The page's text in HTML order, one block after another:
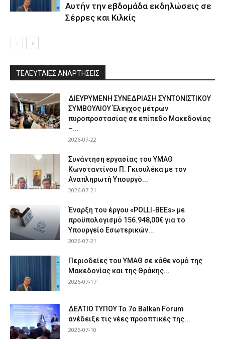
Αυτήν την εβδομάδα εκδηλώσεις σε
Σέρρες και Κιλκίς
ΤΕΛΕΥΤΑΙΕΣ ΑΝΑΡΤΗΣΕΙΣ
ΔΙΕΥΡΥΜΕΝΗ ΣΥΝΕΔΡΙΑΣΗ ΣΥΝΤΟΝΙΣΤΙΚΟΥ
ΣΥΜΒΟΥΛΙΟΥ Έλεγχος μέτρων
πυροπροστασίας σε επίπεδο Μακεδονίας
–...
2026-07-22
Συνάντηση εργασίας του ΥΜΑΘ
Κωνσταντίνου Π. Γκιουλέκα με τον
Αναπληρωτή Υπουργό...
2026-07-21
Έναρξη του έργου «POLLI-BEEs» με
προϋπολογισμό 156.948,00€ για το
Υπουργείο Εσωτερικών...
2026-07-21
Περιοδείες του ΥΜΑΘ σε κάθε νομό της
Μακεδονίας και της Θράκης...
2026-07-17
ΔΕΛΤΙΟ ΤΥΠΟΥ Το 7ο Balkan Forum
ανέδειξε τις νέες προοπτικές της...
2026-07-10